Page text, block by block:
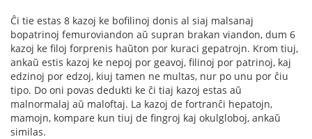
Ĉi tie estas 8 kazoj ke bofilinoj donis al siaj malsanaj
bopatrinoj femuroviandon aŭ supran brakan viandon, dum 6
kazoj ke filoj forprenis haŭton por kuraci gepatrojn. Krom tiuj,
ankaŭ estis kazoj ke nepoj por geavoj, filinoj por patrinoj, kaj
edzinoj por edzoj, kiuj tamen ne multas, nur po unu por ĉiu
tipo. Do oni povas dedukti ke ĉi tiaj kazoj estas aŭ
malnormalaj aŭ maloftaj. La kazoj de fortranĉi hepatojn,
mamojn, kompare kun tiuj de fingroj kaj okulgloboj, ankaŭ
similas.